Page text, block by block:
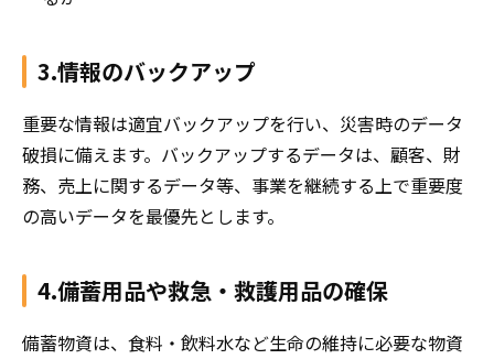
3.情報のバックアップ
重要な情報は適宜バックアップを行い、災害時のデータ
破損に備えます。バックアップするデータは、顧客、財
務、売上に関するデータ等、事業を継続する上で重要度
の高いデータを最優先とします。
4.備蓄用品や救急・救護用品の確保
備蓄物資は、食料・飲料水など生命の維持に必要な物資